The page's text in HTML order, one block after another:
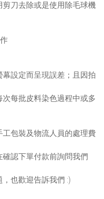
刀去除或是使用除毛球機
設定而呈現誤差；且因拍
每批皮料染色過程中或多
包裝及物流人員的處理費
認下單付款前詢問我們
也歡迎告訴我們 :)